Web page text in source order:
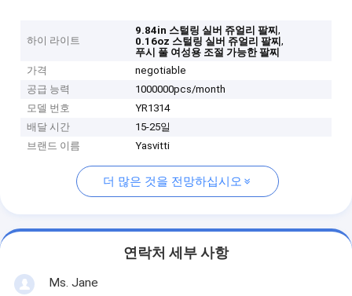
하이 라이트
9.84in 스털링 실버 쥬얼리 팔찌,
0.16oz 스털링 실버 쥬얼리 팔찌,
푸시 풀 여성용 조절 가능한 팔찌
가격
negotiable
공급 능력
1000000pcs/month
모델 번호
YR1314
배달 시간
15-25일
브랜드 이름
Yasvitti
더 많은 것을 전망하십시오
연락처 세부 사항
Ms. Jane